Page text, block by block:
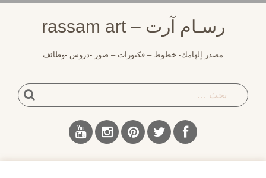
رسـام آرت – rassam art
مصدر إلهامك- خطوط – فكتورات – صور -دروس -وظائف